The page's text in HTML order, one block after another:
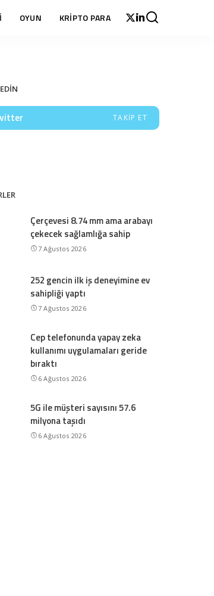
OYUN KRİPTO PARA
TAKIP ET
Çerçevesi 8.74 mm ama arabayı
çekecek sağlamlığa sahip
7 Ağustos 2026
252 gencin ilk iş deneyimine ev
sahipliği yaptı
7 Ağustos 2026
Cep telefonunda yapay zeka
kullanımı uygulamaları geride
bıraktı
6 Ağustos 2026
5G ile müşteri sayısını 57.6
milyona taşıdı
6 Ağustos 2026